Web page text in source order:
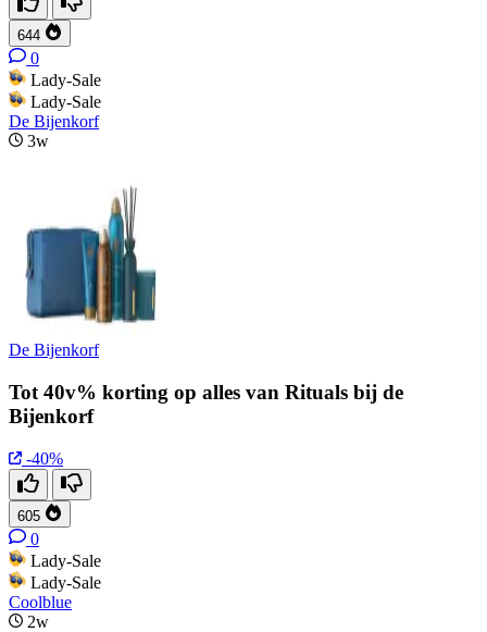
644
0
Lady-Sale
Lady-Sale
De Bijenkorf
3w
De Bijenkorf
Tot 40v% korting op alles van Rituals bij de
Bijenkorf
-40%
605
0
Lady-Sale
Lady-Sale
Coolblue
2w